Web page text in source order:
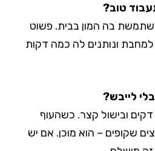
טוב?
בה המון בבית. פשוט
למחבת ונותנים לה כמה דקות
לייבש?
ובישול קצר. כשהעוף
שקופים – הוא מוכן. אם יש